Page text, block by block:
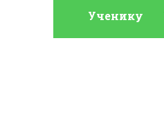
Ученику